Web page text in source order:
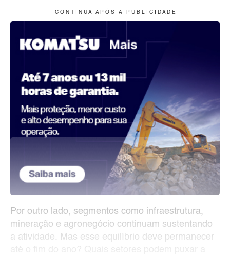
C O N T I N U A A P Ó S A P U B L I C I D A D E
Por outro lado, segmentos como infraestrutura,
mineração e agronegócio continuam sustentando
a atividade. Mas esse equilíbrio deve permanecer